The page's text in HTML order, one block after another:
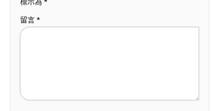
標示為 *
留言 *